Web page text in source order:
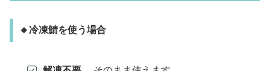
🔸冷凍鯖を使う場合